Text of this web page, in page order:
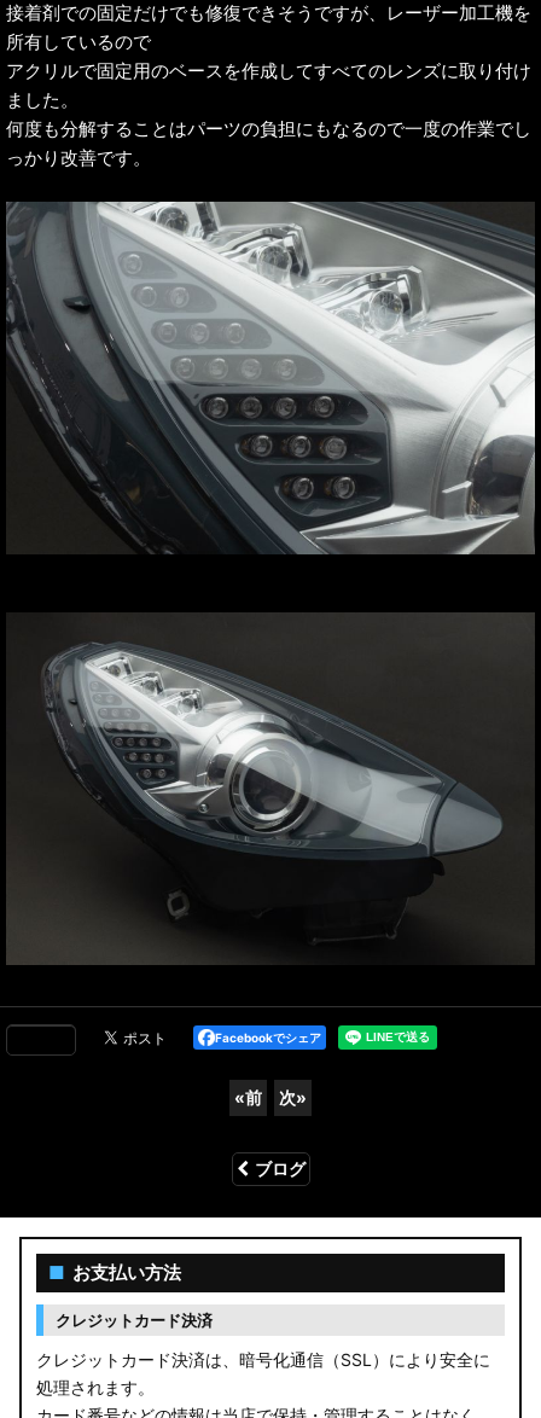
接着剤での固定だけでも修復できそうですが、レーザー加工機を
所有しているので
アクリルで固定用のベースを作成してすべてのレンズに取り付け
ました。
何度も分解することはパーツの負担にもなるので一度の作業でし
っかり改善です。
Facebookでシェア
«前 次»
ブログ
■ お支払い方法
クレジットカード決済
クレジットカード決済は、暗号化通信（SSL）により安全に
処理されます。